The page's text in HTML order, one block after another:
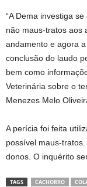
“A Dema investiga
não maus-tratos aos
andamento e agora
conclusão do laudo
bem como
Veterinária sobre o
Menezes Melo
A perícia foi feita
possível maus-
donos. O inquérito
TAGS CACHORRO